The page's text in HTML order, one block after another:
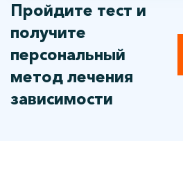
Пройдите тест и
получите
персональный
метод лечения
зависимости